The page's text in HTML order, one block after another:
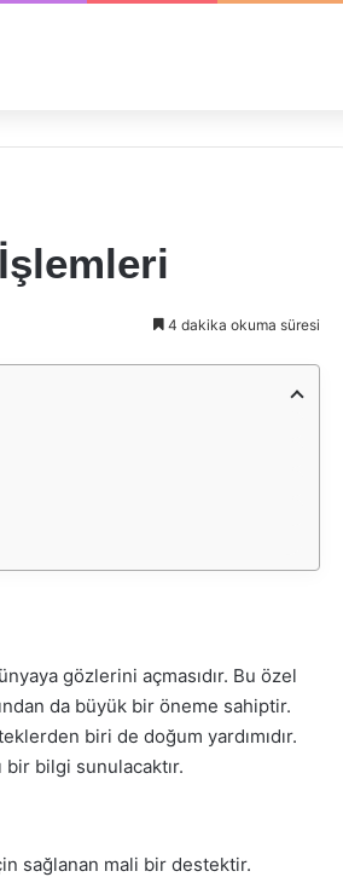
4 dakika okuma süresi
gözlerini açmasıdır. Bu özel
da büyük bir öneme sahiptir.
biri de doğum yardımıdır.
bir bilgi sunulacaktır.
sağlanan mali bir destektir.